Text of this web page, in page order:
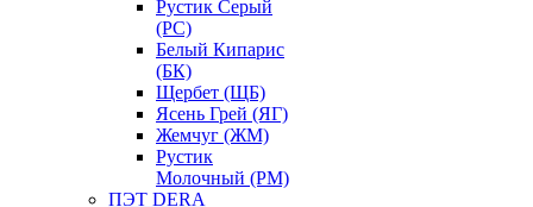
Рустик Серый
(РС)
Белый Кипарис
(БК)
Щербет (ЩБ)
Ясень Грей (ЯГ)
Жемчуг (ЖМ)
Рустик
Молочный (РМ)
ПЭТ DERA